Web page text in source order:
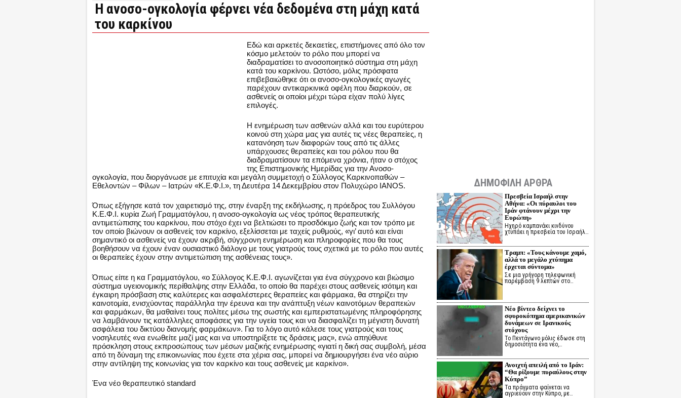
H ανοσο-ογκολογία φέρνει νέα δεδομένα στη μάχη κατά
του καρκίνου
Εδώ και αρκετές δεκαετίες, επιστήμονες από όλο τον
κόσμο μελετούν το ρόλο που μπορεί να
διαδραματίσει το ανοσοποιητικό σύστημα στη μάχη
κατά του καρκίνου. Ωστόσο, μόλις πρόσφατα
επιβεβαιώθηκε ότι οι ανοσο-ογκολογικές αγωγές
παρέχουν αντικαρκινικά οφέλη που διαρκούν, σε
ασθενείς οι οποίοι μέχρι τώρα είχαν πολύ λίγες
επιλογές.
Η ενημέρωση των ασθενών αλλά και του ευρύτερου
κοινού στη χώρα μας για αυτές τις νέες θεραπείες, η
κατανόηση των διαφορών τους από τις άλλες
υπάρχουσες θεραπείες και του ρόλου που θα
διαδραματίσουν τα επόμενα χρόνια, ήταν ο στόχος
της Επιστημονικής Ημερίδας για την Ανοσο-
ογκολογία, που διοργάνωσε με επιτυχία και μεγάλη συμμετοχή ο Σύλλογος Καρκινοπαθών –
Εθελοντών – Φίλων – Ιατρών «Κ.Ε.Φ.Ι.», τη Δευτέρα 14 Δεκεμβρίου στον Πολυχώρο IANOS.
Όπως εξήγησε κατά τον χαιρετισμό της, στην έναρξη της εκδήλωσης, η πρόεδρος του Συλλόγου
Κ.Ε.Φ.Ι. κυρία Ζωή Γραμματόγλου, η ανοσο-ογκολογία ως νέος τρόπος θεραπευτικής
αντιμετώπισης του καρκίνου, που στόχο έχει να βελτιώσει το προσδόκιμο ζωής και τον τρόπο με
τον οποίο βιώνουν οι ασθενείς τον καρκίνο, εξελίσσεται με ταχείς ρυθμούς, «γι’ αυτό και είναι
σημαντικό οι ασθενείς να έχουν ακριβή, σύγχρονη ενημέρωση και πληροφορίες που θα τους
βοηθήσουν να έχουν έναν ουσιαστικό διάλογο με τους γιατρούς τους σχετικά με το ρόλο που αυτές
οι θεραπείες έχουν στην αντιμετώπιση της ασθένειας τους».
Όπως είπε η κα Γραμματόγλου, «ο Σύλλογος Κ.Ε.Φ.Ι. αγωνίζεται για ένα σύγχρονο και βιώσιμο
σύστημα υγειονομικής περίθαλψης στην Ελλάδα, το οποίο θα παρέχει στους ασθενείς ισότιμη και
έγκαιρη πρόσβαση στις καλύτερες και ασφαλέστερες θεραπείες και φάρμακα, θα στηρίζει την
καινοτομία, ενισχύοντας παράλληλα την έρευνα και την ανάπτυξη νέων καινοτόμων θεραπειών
και φαρμάκων, θα μαθαίνει τους πολίτες μέσω της σωστής και εμπεριστατωμένης πληροφόρησης
να λαμβάνουν τις κατάλληλες αποφάσεις για την υγεία τους και να διασφαλίζει τη μέγιστη δυνατή
ασφάλεια του δικτύου διανομής φαρμάκων». Για το λόγο αυτό κάλεσε τους γιατρούς και τους
νοσηλευτές «να ενωθείτε μαζί μας και να υποστηρίξετε τις δράσεις μας», ενώ απηύθυνε
πρόσκληση στους εκπροσώπους των μέσων μαζικής ενημέρωσης «γιατί η δική σας συμβολή, μέσα
από τη δύναμη της επικοινωνίας που έχετε στα χέρια σας, μπορεί να δημιουργήσει ένα νέο αύριο
στην αντίληψη της κοινωνίας για τον καρκίνο και τους ασθενείς με καρκίνο».
Ένα νέο θεραπευτικό standard
ΔΗΜΟΦΙΛΗ ΑΡΘΡΑ
Πρεσβεία Ισραήλ στην
Αθήνα: «Οι πύραυλοι του
Ιράν φτάνουν μέχρι την
Ευρώπη»
Ηχηρό καμπανάκι κινδύνου
χτυπάει η πρεσβεία του Ισραήλ…
Τραμπ: «Τους κάνουμε χαμό,
αλλά το μεγάλο χτύπημα
έρχεται σύντομα»
Σε μια γρήγορη τηλεφωνική
παρέμβαση 9 λεπτών στο…
Νέο βίντεο δείχνει το
σφυροκόπημα αμερικανικών
δυνάμεων σε Ιρανικούς
στόχους
Το Πεντάγωνο μόλις έδωσε στη
δημοσιότητα ένα νέο,…
Ανοιχτή απειλή από το Ιράν:
“Θα ρίξουμε πυραύλους στην
Κύπρο”
Τα πράγματα φαίνεται να
αγριεύουν στην Κύπρο, με…